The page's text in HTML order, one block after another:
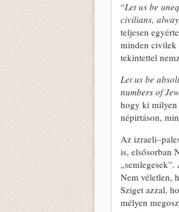
“Let us be
civilians,
teljesen
minden civilek
tekintettel
Let us be
numbers of
hogy ki milyen
népirtáson,
Az
is, elsősorban
Nem véletlen,
Sziget azzal,
mélyen